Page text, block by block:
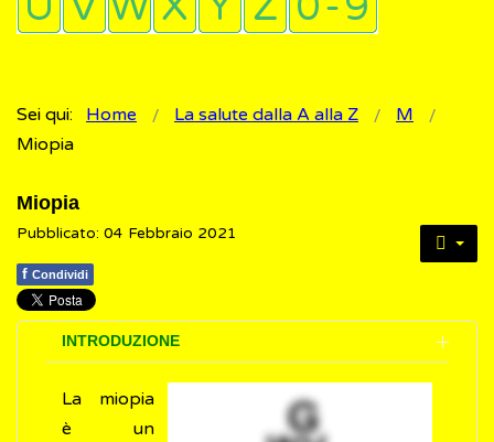
Sei qui: Home La salute dalla A alla Z
M
Miopia
Miopia
Pubblicato: 04 Febbraio 2021
f Condividi
INTRODUZIONE
La miopia
è un